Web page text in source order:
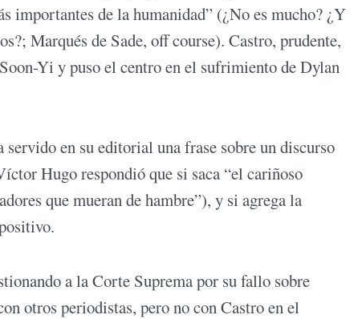
importantes de la humanidad” (¿No es mucho? ¿Y
Marqués de Sade, off course). Castro, prudente,
Yi y puso el centro en el sufrimiento de Dylan
en su editorial una frase sobre un discurso
Hugo respondió que si saca “el cariñoso
que mueran de hambre”), y si agrega la
a la Corte Suprema por su fallo sobre
otros periodistas, pero no con Castro en el